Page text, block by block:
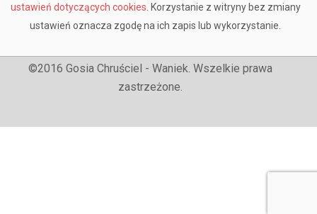
ustawień dotyczących cookies . Korzystanie z witryny bez zmiany
ustawień oznacza zgodę na ich zapis lub wykorzystanie.
©2016 Gosia Chruściel - Waniek. Wszelkie prawa
zastrzeżone.